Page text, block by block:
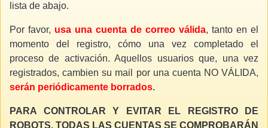
lista de abajo.
Por favor, usa una cuenta de correo válida, tanto en el
momento del registro, cómo una vez completado el
proceso de activación. Aquellos usuarios que, una vez
registrados, cambien su mail por una cuenta NO VÁLIDA,
serán periódicamente borrados.
PARA CONTROLAR Y EVITAR EL REGISTRO DE
ROBOTS, TODAS LAS CUENTAS SE COMPROBARÁN